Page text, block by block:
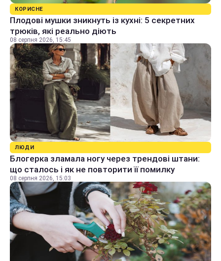
КОРИСНЕ
Плодові мушки зникнуть із кухні: 5 секретних
трюків, які реально діють
08 серпня 2026, 15:45
ЛЮДИ
Блогерка зламала ногу через трендові штани:
що сталось і як не повторити її помилку
08 серпня 2026, 15:03